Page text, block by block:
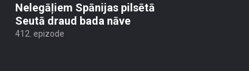
Nelegāļiem Spānijas pilsētā
Seutā draud bada nāve
412. epizode